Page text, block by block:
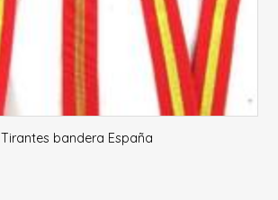
Tirantes bandera España